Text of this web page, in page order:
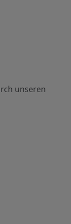
unseren